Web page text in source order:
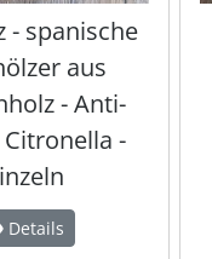
- spanische
aus
- Anti-
-
Details